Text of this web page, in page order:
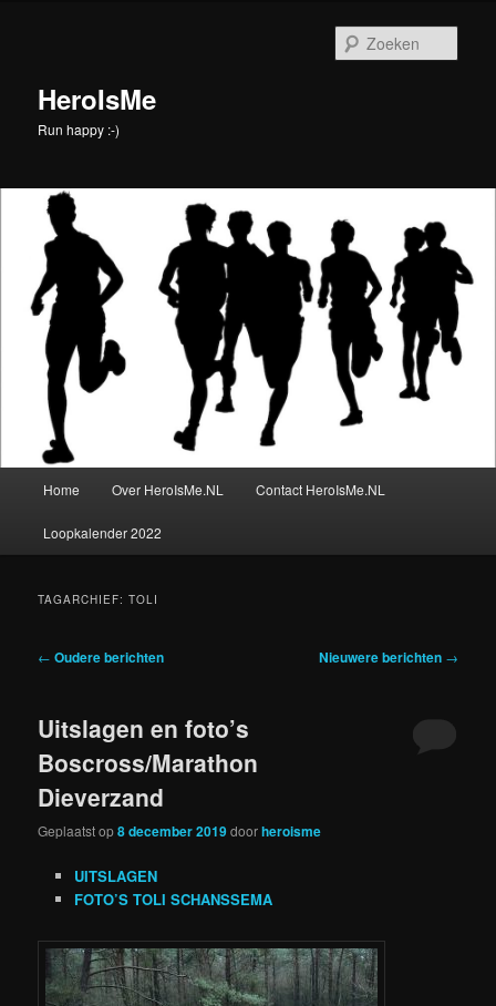
inhoud
inhoudHeroIsMe
Run happy :-)
Home Over HeroIsMe.NL Contact HeroIsMe.NL
Loopkalender 2022
TAGARCHIEF:TOLI
Berichtnavigatie
← Oudere berichten Nieuwere berichten →
Uitslagen en foto’s
Boscross/Marathon
Dieverzand
Geplaatst op8 december 2019doorheroisme
UITSLAGEN
FOTO’S TOLI SCHANSSEMA